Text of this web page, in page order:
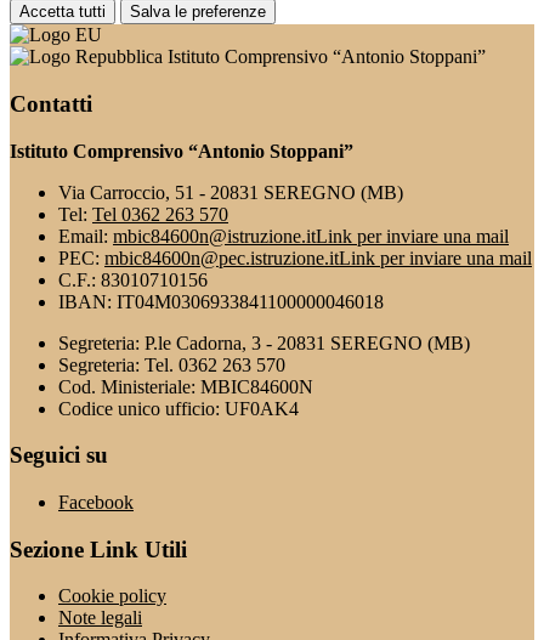
Accetta tutti Salva le preferenze
Istituto Comprensivo “Antonio Stoppani”
Contatti
Istituto Comprensivo “Antonio Stoppani”
Via Carroccio, 51 - 20831 SEREGNO (MB)
Tel: Tel 0362 263 570
Email: mbic84600n@istruzione.itLink per inviare una mail
PEC: mbic84600n@pec.istruzione.itLink per inviare una mail
C.F.: 83010710156
IBAN: IT04M0306933841100000046018
Segreteria: P.le Cadorna, 3 - 20831 SEREGNO (MB)
Segreteria: Tel. 0362 263 570
Cod. Ministeriale: MBIC84600N
Codice unico ufficio: UF0AK4
Seguici su
Facebook
Sezione Link Utili
Cookie policy
Note legali